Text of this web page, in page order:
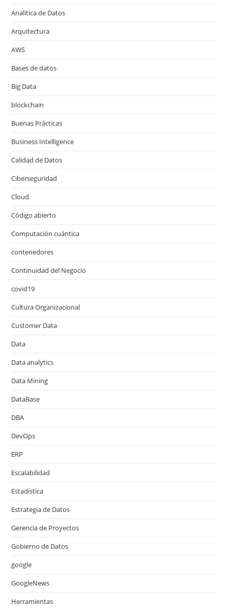
Analítica de Datos
Arquitectura
AWS
Bases de datos
Big Data
blockchain
Buenas Prácticas
Business Intelligence
Calidad de Datos
Ciberseguridad
Cloud
Código abierto
Computación cuántica
contenedores
Continuidad del Negocio
covid19
Cultura Organizacional
Customer Data
Data
Data analytics
Data Mining
DataBase
DBA
DevOps
ERP
Escalabilidad
Estadística
Estrategia de Datos
Gerencia de Proyectos
Gobierno de Datos
google
GoogleNews
Herramientas